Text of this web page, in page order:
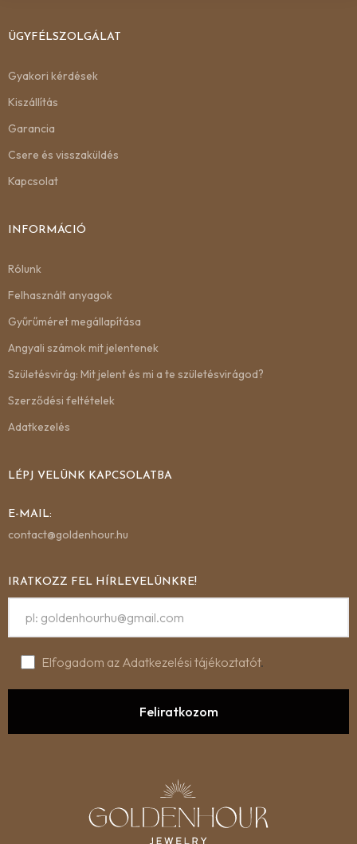
ÜGYFÉLSZOLGÁLAT
Gyakori kérdések
Kiszállítás
Garancia
Csere és visszaküldés
Kapcsolat
INFORMÁCIÓ
Rólunk
Felhasznált anyagok
Gyűrűméret megállapítása
Angyali számok mit jelentenek
Születésvirág: Mit jelent és mi a te születésvirágod?
Szerződési feltételek
Adatkezelés
LÉPJ VELÜNK KAPCSOLATBA
E-MAIL:
contact@goldenhour.hu
IRATKOZZ FEL HÍRLEVELÜNKRE!
Elfogadom az Adatkezelési tájékoztatót.